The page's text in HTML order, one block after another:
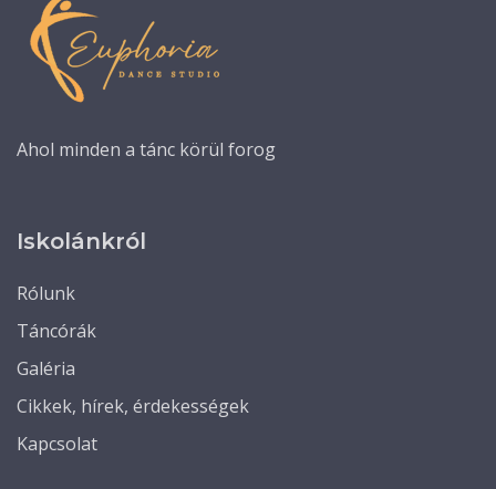
Ahol minden a tánc körül forog
Iskolánkról
Rólunk
Táncórák
Galéria
Cikkek, hírek, érdekességek
Kapcsolat